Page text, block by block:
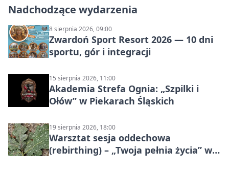
Nadchodzące wydarzenia
8 sierpnia 2026, 09:00
Zwardoń Sport Resort 2026 — 10 dni
sportu, gór i integracji
15 sierpnia 2026, 11:00
Akademia Strefa Ognia: „Szpilki i
Ołów” w Piekarach Śląskich
19 sierpnia 2026, 18:00
Warsztat sesja oddechowa
(rebirthing) – „Twoja pełnia życia” w